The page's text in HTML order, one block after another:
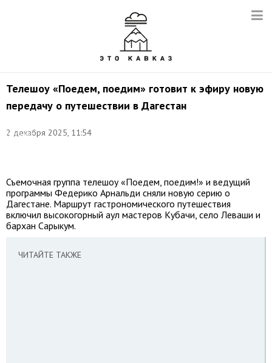
Телешоу «Поедем, поедим» готовит к эфиру новую
передачу о путешествии в Дагестан
2 декабря 2025, 11:54
Фото:
Николай
Съемочная группа телешоу «Поедем, поедим!» и ведущий
программы Федерико Арнальди сняли новую серию о
Дагестане. Маршрут гастрономического путешествия
включил высокогорный аул мастеров Кубачи, село Леваши и
бархан Сарыкум.
ЧИТАЙТЕ ТАКЖЕ